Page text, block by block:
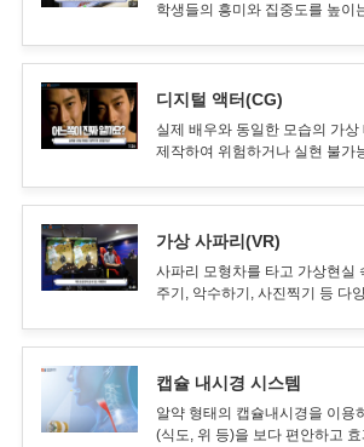
학생들의 흥미와 집중도를 높이
디지털 액터(CG)
실제 배우와 동일한 모습의 가상
제작하여 위험하거나 실현 불가
가상 사파리(VR)
사파리 모형차를 타고 가상현실
주기, 악수하기, 사진찍기 등 다
캡슐 내시경 시스템
알약 형태의 캡슐내시경을 이용
(식도, 위 등)을 보다 편안하고